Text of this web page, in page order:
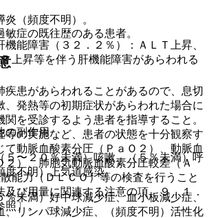
症の既往歴のある患者。
患があらわれることがあるので、息切
、発熱等の初期症状があらわれた場合に
を受診するよう患者を指導すること。
等の実施など、患者の状態を十分観察す
て動脈血酸素分圧（ＰａＯ２）、動脈血
２）、肺胞気動脈血酸素分圧較差（Ａ
能力（ＤＬＣＯ）等の検査を行うこと
及び用量に関連する注意の項、９．１．
〕。
（頻度不明）。
能障害（３２．２％）：ＡＬＴ上昇、
上昇等を伴う肝機能障害があらわれる
の副作用
〜２０％未満）咳嗽、（５％未満）呼
度不明）上気道感染。
未満）好中球減少症、血小板減少症、
、リンパ球減少症、（頻度不明）活性化